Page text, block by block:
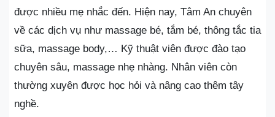
được nhiều mẹ nhắc đến. Hiện nay, Tâm An chuyên
về các dịch vụ như massage bé, tắm bé, thông tắc tia
sữa, massage body,… Kỹ thuật viên được đào tạo
chuyên sâu, massage nhẹ nhàng. Nhân viên còn
thường xuyên được học hỏi và nâng cao thêm tây
nghề.